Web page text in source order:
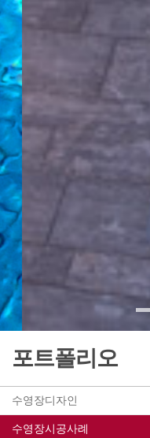
OUTDOOR
포트폴리오
수영장디자인
수영장시공사례